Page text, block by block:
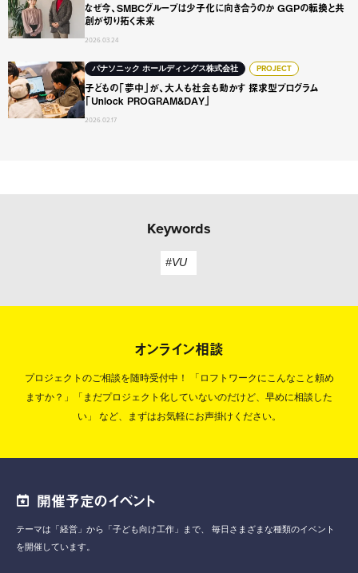
なぜ今、SMBCグループは少子化に向き合うのか GGPの転換と共
創が切り拓く未来
2026.03.24
パナソニック ホールディングス株式会社 PROJECT
子どもの「夢中」が、大人も社会も動かす 探求型プログラム
「Unlock PROGRAM&DAY」
2026.02.17
子どもの「夢中」が、大人も社会も動かす 探求型プログラ
Keywords
#VU
オンライン相談
プロジェクトのご相談を随時受付中！
「ロフトワークにこんなこと頼め
ますか？」「まだプロジェクト化していないのだけど、早めに相談した
い」
など、まずはお気軽にお声掛けください。
開催予定のイベント
テーマは「経営」から「子ども向け工作」まで、
毎日さまざまな種類のイベント
を開催しています。